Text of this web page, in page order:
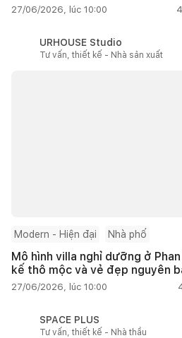
27/06/2026, lúc 10:00 4
URHOUSE Studio
Tư vấn, thiết kế - Nhà sản xuất
Modern - Hiện đại Nhà phố
Mô hình villa nghỉ dưỡng ở
kế thô mộc và vẻ đẹp nguyên
27/06/2026, lúc 10:00
SPACE PLUS
Tư vấn, thiết kế - Nhà thầu